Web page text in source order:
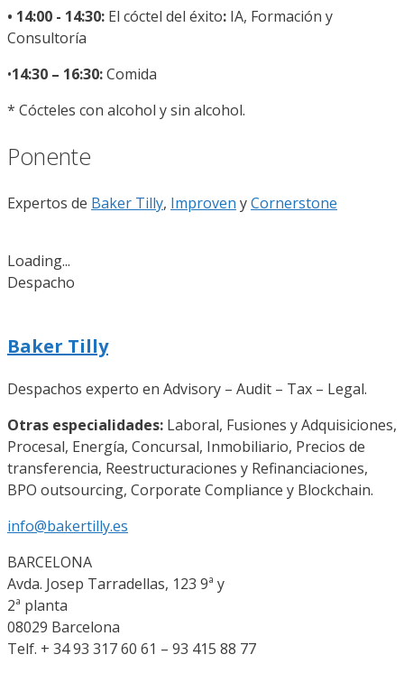
• 14:00 - 14:30: El cóctel del éxito: IA, Formación y
Consultoría
•14:30 – 16:30:Comida
* Cócteles con alcohol y sin alcohol.
Ponente
Expertos de Baker Tilly, Improven yCornerstone
Loading...
Despacho
Baker Tilly
Despachos experto en Advisory – Audit – Tax – Legal.
Otras especialidades: Laboral, Fusiones y Adquisiciones,
Procesal, Energía, Concursal, Inmobiliario, Precios de
transferencia, Reestructuraciones y Refinanciaciones,
BPO outsourcing, Corporate Compliance y Blockchain.
info@bakertilly.es
BARCELONA
Avda. Josep Tarradellas, 123 9ª y
2ª planta
08029 Barcelona
Telf. + 34 93 317 60 61 – 93 415 88 77